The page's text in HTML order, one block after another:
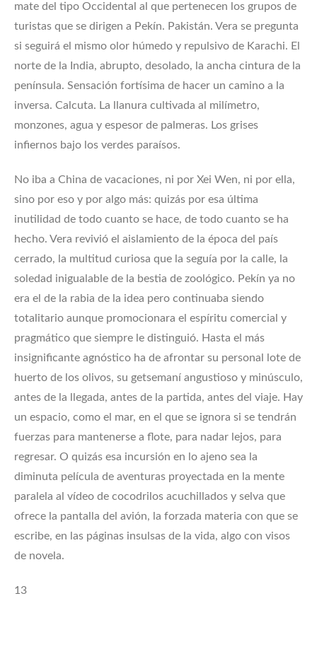
mate del tipo Occidental al que pertenecen los grupos de
turistas que se dirigen a Pekín. Pakistán. Vera se pregunta
si seguirá el mismo olor húmedo y repulsivo de Karachi. El
norte de la India, abrupto, desolado, la ancha cintura de la
península. Sensación fortísima de hacer un camino a la
inversa. Calcuta. La llanura cultivada al milímetro,
monzones, agua y espesor de palmeras. Los grises
infiernos bajo los verdes paraísos.
No iba a China de vacaciones, ni por Xei Wen, ni por ella,
sino por eso y por algo más: quizás por esa última
inutilidad de todo cuanto se hace, de todo cuanto se ha
hecho. Vera revivió el aislamiento de la época del país
cerrado, la multitud curiosa que la seguía por la calle, la
soledad inigualable de la bestia de zoológico. Pekín ya no
era el de la rabia de la idea pero continuaba siendo
totalitario aunque promocionara el espíritu comercial y
pragmático que siempre le distinguió. Hasta el más
insignificante agnóstico ha de afrontar su personal lote de
huerto de los olivos, su getsemaní angustioso y minúsculo,
antes de la llegada, antes de la partida, antes del viaje. Hay
un espacio, como el mar, en el que se ignora si se tendrán
fuerzas para mantenerse a flote, para nadar lejos, para
regresar. O quizás esa incursión en lo ajeno sea la
diminuta película de aventuras proyectada en la mente
paralela al vídeo de cocodrilos acuchillados y selva que
ofrece la pantalla del avión, la forzada materia con que se
escribe, en las páginas insulsas de la vida, algo con visos
de novela.
13